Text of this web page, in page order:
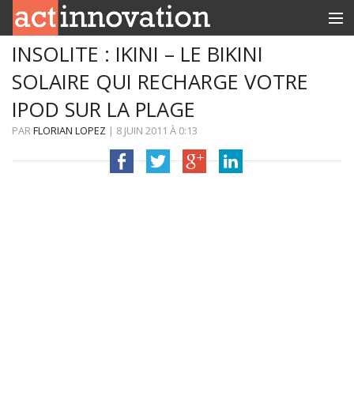
RUBRIQUES
INNOBOX
CONTACT
INSOLITE : IKINI – LE BIKINI
SOLAIRE QUI RECHARGE VOTRE
IPOD SUR LA PLAGE
PARFLORIAN LOPEZ | 8 JUIN 2011 À 0:13